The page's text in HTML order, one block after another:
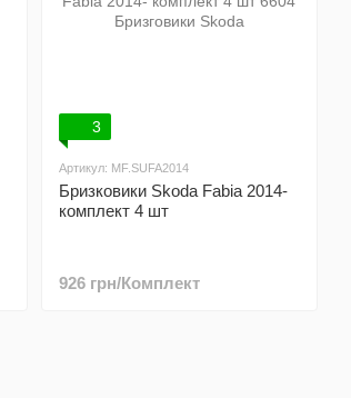
3
Артикул: MF.SUFA2014
Бризковики Skoda Fabia 2014-
комплект 4 шт
926 грн/Комплект